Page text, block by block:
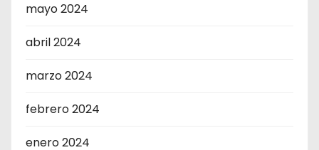
mayo 2024
abril 2024
marzo 2024
febrero 2024
enero 2024